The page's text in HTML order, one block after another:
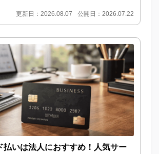
更新日：2026.08.07 公開日：2026.07.22
払いは法人におすすめ！人気サー